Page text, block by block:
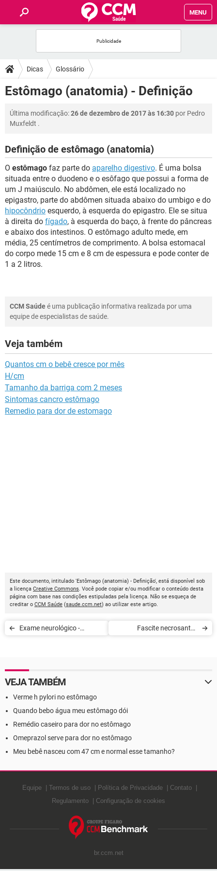
MENU
FÓRUM
SAÚDE
FAMÍLIA
SEXUALIDADE
GLOSSÁRIO
Dicas Glossário
Estômago (anatomia) - Definição
Última modificação:26 de dezembro de 2017 às 16:30 por Pedro
Muxfeldt .
Definição de estômago (anatomia)
O estômago faz parte do aparelho digestivo. É uma bolsa
situada entre o duodeno e o esôfago que possui a forma de
um J maiúsculo. No abdômen, ele está localizado no
epigastro, parte do abdômen situada abaixo do umbigo e do
hipocôndrio esquerdo, à esquerda do epigastro. Ele se situa
à direita do fígado, à esquerda do baço, à frente do pâncreas
e abaixo dos intestinos. O estômago adulto mede, em
média, 25 centímetros de comprimento. A bolsa estomacal
do corpo mede 15 cm e 8 cm de espessura e pode conter de
1 a 2 litros.
CCM Saúdeé uma publicação informativa realizada por uma
equipe de especialistas de saúde.
Veja também
Quantos cm o bebê cresce por mês
H/cm
Tamanho da barriga com 2 meses
Sintomas cancro estômago
Remedio para dor de estomago
Este documento, intitulado 'Estômago (anatomia) - Definição', está disponível sob
a licença Creative Commons. Você pode copiar e/ou modificar o conteúdo desta
página com base nas condições estipuladas pela licença. Não se esqueça de
creditar o CCM Saúde (saude.ccm.net) ao utilizar este artigo.
Exame neurológico -
Fascite necrosante -
VEJA TAMBÉM
Verme h pylori no estômago
Quando bebo água meu estômago dói
Remédio caseiro para dor no estômago
Omeprazol serve para dor no estômago
Meu bebê nasceu com 47 cm e normal esse tamanho?
Equipe Termos de uso Política de Privacidade
Contato
Regulamento
Configuração de cookies
br.ccm.net